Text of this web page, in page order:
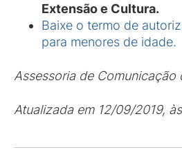
Extensão e Cultura.
Baixe o termo de
para menores de idade.
Assessoria de Comunicação
Atualizada em 12/09/2019,